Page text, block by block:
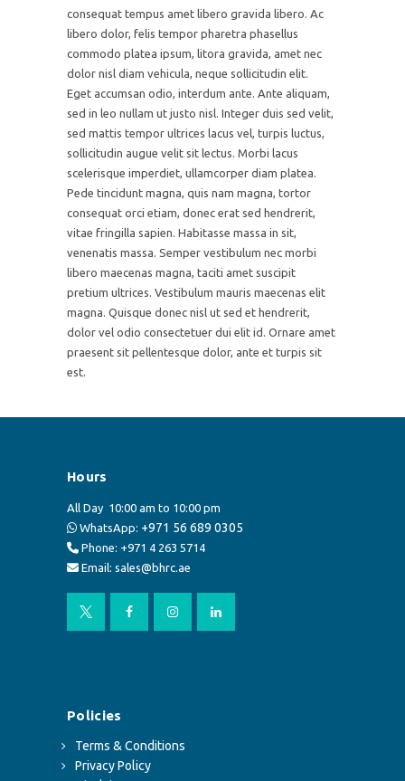
consequat tempus amet libero gravida libero. Ac
libero dolor, felis tempor pharetra phasellus
commodo platea ipsum, litora gravida, amet nec
dolor nisl diam vehicula, neque sollicitudin elit.
Eget accumsan odio, interdum ante. Ante aliquam,
sed in leo nullam ut justo nisl. Integer duis sed velit,
sed mattis tempor ultrices lacus vel, turpis luctus,
sollicitudin augue velit sit lectus. Morbi lacus
scelerisque imperdiet, ullamcorper diam platea.
Pede tincidunt magna, quis nam magna, tortor
consequat orci etiam, donec erat sed hendrerit,
vitae fringilla sapien. Habitasse massa in sit,
venenatis massa. Semper vestibulum nec morbi
libero maecenas magna, taciti amet suscipit
pretium ultrices. Vestibulum mauris maecenas elit
magna. Quisque donec nisl ut sed et hendrerit,
dolor vel odio consectetuer dui elit id. Ornare amet
praesent sit pellentesque dolor, ante et turpis sit
est.
Hours
All Day 10:00 am to 10:00 pm
WhatsApp: +971 56 689 0305
Phone: +971 4 263 5714
Email: sales@bhrc.ae
Policies
Terms & Conditions
Privacy Policy